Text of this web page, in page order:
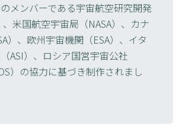
メンバーである宇宙航空研究開発
米国航空宇宙局（NASA）、カナ
）、欧州宇宙機関（ESA）、イタ
ASI）、ロシア国営宇宙公社
）の協力に基づき制作されまし